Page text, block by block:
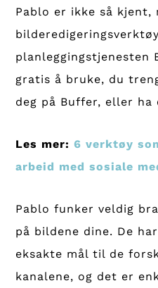
Pablo er ikke så kjent,
planleggingstjenesten
gratis å bruke, du
deg på Buffer, eller ha
Les mer:6 verktøy
arbeid med sosiale
Pablo funker veldig
på bildene dine. De
eksakte mål til de
kanalene, og det er